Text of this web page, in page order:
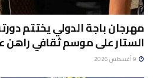
الستار على موسم ثقافي راهن